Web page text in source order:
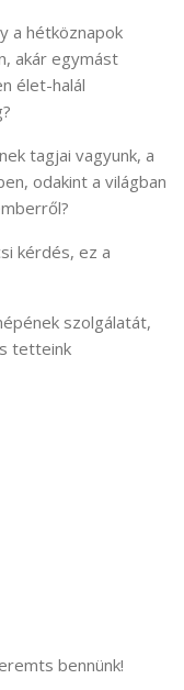
a hétköznapok
akár egymást
élet-halál
tagjai vagyunk, a
odakint a világban
kérdés, ez a
szolgálatát,
tetteink
bennünk!